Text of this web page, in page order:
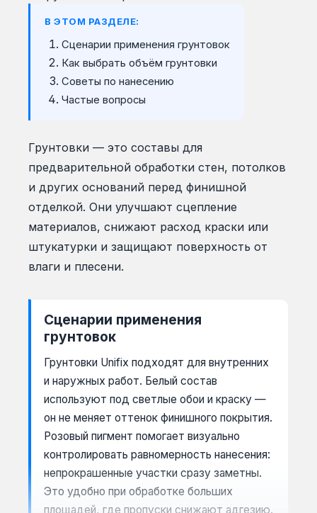
В ЭТОМ РАЗДЕЛЕ:
Сценарии применения грунтовок
Как выбрать объём грунтовки
Советы по нанесению
Частые вопросы
Грунтовки — это составы для
предварительной обработки стен, потолков
и других оснований перед финишной
отделкой. Они улучшают сцепление
материалов, снижают расход краски или
штукатурки и защищают поверхность от
влаги и плесени.
Сценарии применения
грунтовок
Грунтовки Unifix подходят для внутренних
и наружных работ. Белый состав
используют под светлые обои и краску —
он не меняет оттенок финишного покрытия.
Розовый пигмент помогает визуально
контролировать равномерность нанесения:
непрокрашенные участки сразу заметны.
Это удобно при обработке больших
площадей, где пропуски снижают адгезию.